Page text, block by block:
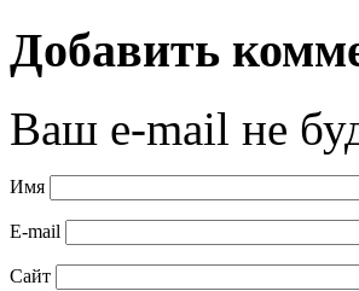
Добавить
Ваш e-mail не
Имя
E-mail
Сайт